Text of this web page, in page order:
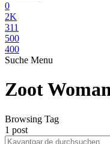
0
2K
311
500
400
Suche Menu
Zoot
Browsing Tag
1 post